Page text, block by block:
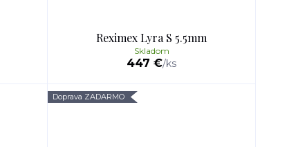
Reximex Lyra S 5.5mm
447 €/ks
Skladom
Doprava ZADARMO